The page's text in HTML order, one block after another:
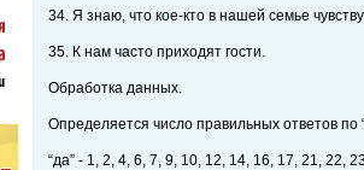
34. Я знаю, что кое-кто в нашей семье
35. К нам часто приходят гости.
Обработка данных.
Определяется число правильных ответов по
“да” - 1, 2, 4, 6, 7, 9, 10, 12, 14, 16, 17, 21, 22,